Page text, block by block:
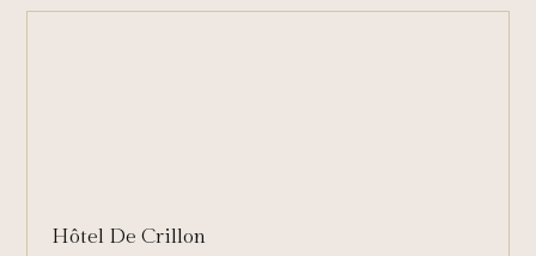
Hôtel De Crillon